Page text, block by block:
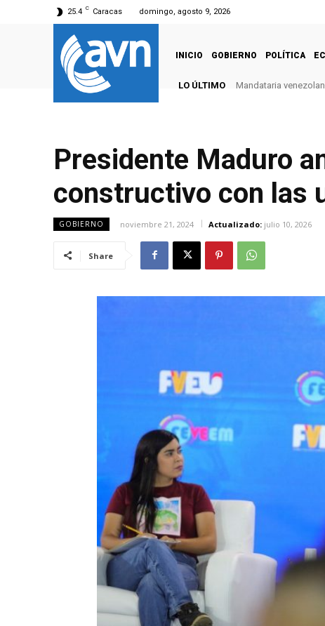
25.4 C Caracas domingo, agosto 9, 2026
INICIO GOBIERNO POLÍTICA
LO ÚLTIMO Mandataria
Presidente Maduro
constructivo con las
GOBIERNO noviembre 21, 2024 Actualizado: julio 10, 2026
Share